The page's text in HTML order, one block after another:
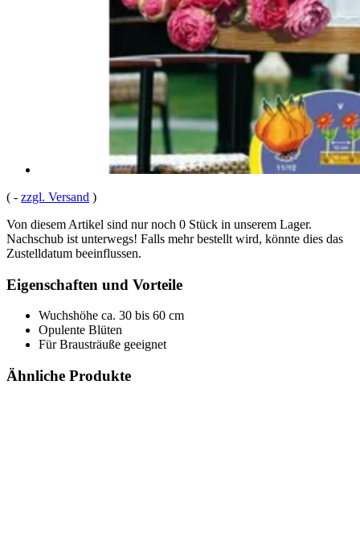
( - zzgl. Versand )
Von diesem Artikel sind nur noch 0 Stück in unserem Lager.
Nachschub ist unterwegs! Falls mehr bestellt wird, könnte dies das
Zustelldatum beeinflussen.
Eigenschaften und Vorteile
Wuchshöhe ca. 30 bis 60 cm
Opulente Blüten
Für Brausträuße geeignet
Ähnliche Produkte